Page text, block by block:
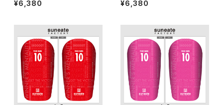
E]
¥6,380 ¥6,380